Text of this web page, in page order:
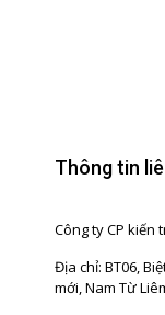
Thông tin
Công ty CP kiến
Địa chỉ: BT06,
mới, Nam Từ